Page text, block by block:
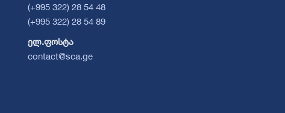
(+995 322) 28 54 48
(+995 322) 28 54 89
ელ.ფოსტა
contact@sca.ge